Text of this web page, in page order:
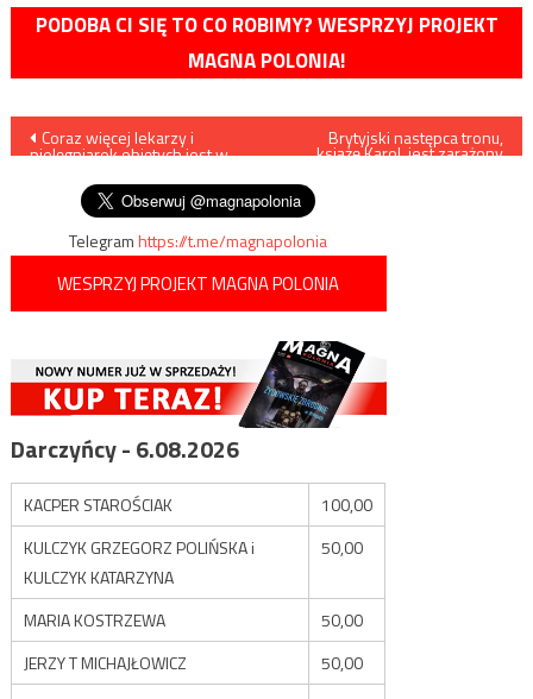
PODOBA CI SIĘ TO CO ROBIMY? WESPRZYJ PROJEKT
MAGNA POLONIA!
Nawigacja
wpisu
Coraz więcej lekarzy i
pielęgniarek objętych jest w
Brytyjski następca tronu,
książę Karol, jest zarażony
Telegramhttps://t.me/magnapolonia
WESPRZYJ PROJEKT MAGNA POLONIA
Darczyńcy - 6.08.2026
KACPER STAROŚCIAK
100,00
KULCZYK GRZEGORZ POLIŃSKA i
KULCZYK KATARZYNA
50,00
MARIA KOSTRZEWA
50,00
JERZY T MICHAJŁOWICZ
50,00